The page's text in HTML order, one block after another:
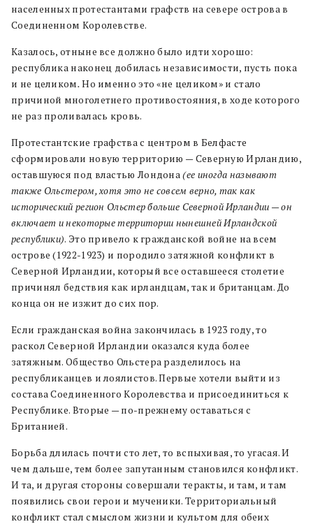
населенных протестантами графств на севере острова в
Соединенном Королевстве.
Казалось, отныне все должно было идти хорошо:
республика наконец добилась независимости, пусть пока
и не целиком.Но именно это «не целиком» и стало
причиной многолетнего противостояния, в ходе которого
не раз проливалась кровь.
Протестантские графства с центром в Белфасте
сформировали новую территорию — Северную Ирландию,
оставшуюся под властью Лондона(ее иногда называют
также Ольстером, хотя это не совсем верно, так как
исторический регион Ольстер больше Северной Ирландии — он
включает и некоторые территории нынешней Ирландской
республики). Это привело к гражданской войне на всем
острове (1922-1923) и породило затяжной конфликт в
Северной Ирландии, который все оставшееся столетие
причинял бедствия как ирландцам, так и британцам. До
конца он не изжит до сих пор.
Если гражданская война закончилась в 1923 году, то
раскол Северной Ирландии оказался куда более
затяжным. Общество Ольстера разделилось на
республиканцев и лоялистов. Первые хотели выйти из
состава Соединенного Королевства и присоединиться к
Республике. Вторые — по-прежнему оставаться с
Британией.
Борьба длилась почти сто лет, то вспыхивая, то угасая. И
чем дальше, тем более запутанным становился конфликт.
И та, и другая стороны совершали теракты, и там, и там
появились свои герои и мученики. Территориальный
конфликт стал смыслом жизни и культом для обеих